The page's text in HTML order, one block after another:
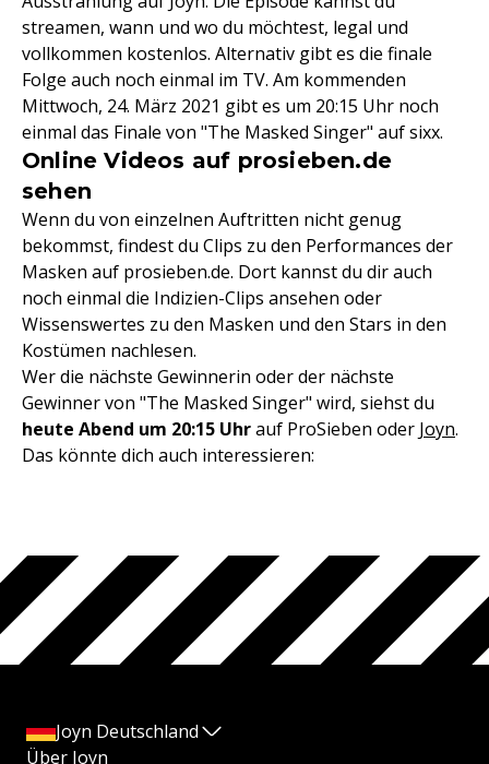
streamen, wann und wo du möchtest, legal und
vollkommen kostenlos. Alternativ gibt es die finale
Folge auch noch einmal im TV. Am kommenden
Mittwoch, 24. März 2021 gibt es um 20:15 Uhr noch
einmal das Finale von "The Masked Singer" auf sixx.
Online Videos auf prosieben.de
sehen
Wenn du von einzelnen Auftritten nicht genug
bekommst, findest du Clips zu den Performances der
Masken auf prosieben.de. Dort kannst du dir auch
noch einmal die Indizien-Clips ansehen oder
Wissenswertes zu den Masken und den Stars in den
Kostümen nachlesen.
Wer die nächste Gewinnerin oder der nächste
Gewinner von "The Masked Singer" wird, siehst du
heute Abend um 20:15 Uhrauf ProSieben oder Joyn.
Das könnte dich auch interessieren:
Joyn Deutschland
Über Joyn